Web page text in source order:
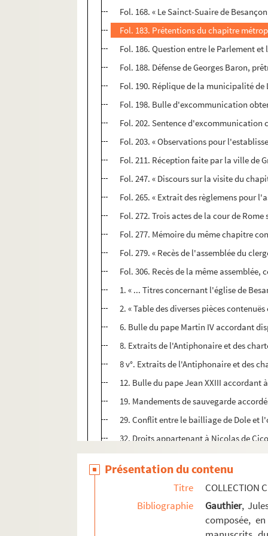
Fol. 168. « Le Sainct-Suaire de
Fol. 183. Prétentions du chapitre
Fol. 186. Question entre le Parlement
Fol. 188. Défense de Georges Baron,
Fol. 190. Réplique de la municipalité
Fol. 198. Bulle d'excommunication
Fol. 202. Sentence
Fol. 203. « Observations pour
Fol. 211. Réception faite par la ville de
Fol. 247. « Discours sur la visite du
Fol. 265. « Extrait des règlemens pour
Fol. 272. Trois actes de la cour de
Fol. 277. Mémoire du même chapitre
Fol. 279. « Recès de l'assemblée du
Fol. 306. Recès de la même
1. « ... Titres concernant l'église de
2. « Table des diverses pièces
6. Bulle du pape Martin IV accordant
8. Extraits de l'Antiphonaire et des
8 v°. Extraits de l'Antiphonaire et des
12. Bulle du pape Jean XXIII accordant
19. Mandements de sauvegarde
29. Conflit entre le bailliage de Dole
32. Droits appartenant à Nicolas de
38. Réclamation à l'abbesse de
44. « Copie des remonstrances du
52. Octroi par le chapitre
54. Achat de la foresterie de Bregille-
61. Lettre de la congrégation des
Présentation du contenu
Titre
COLLECTION
Bibliographie
Gauthier,
composée,